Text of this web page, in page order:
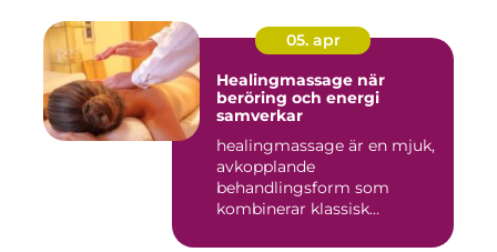
05. apr
Healingmassage när
beröring och energi
samverkar
healingmassage är en mjuk,
avkopplande
behandlingsform som
kombinerar klassisk